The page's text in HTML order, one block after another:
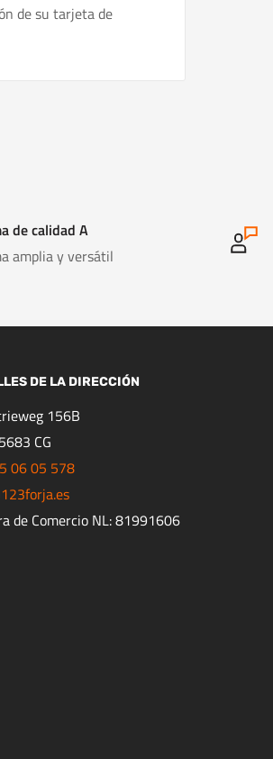
de su tarjeta de
de calidad A
amplia y versátil
DE LA DIRECCIÓN
156B
CG
06 05 578
de Comercio NL: 81991606